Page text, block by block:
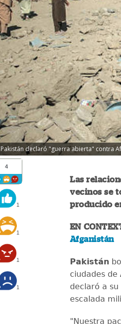
Pakistán declaró "guerra abierta" contra
4
1
1
1
1
Las
vecinos se
producido
EN
Afganistán
Pakistán
ciudades de
declaró a
escalada
"Nuestra